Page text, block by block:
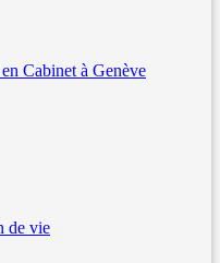
Cabinet à Genève
de vie